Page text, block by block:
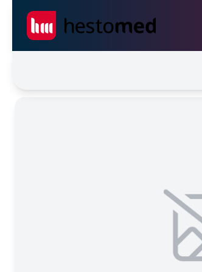
Seiwert GmbH